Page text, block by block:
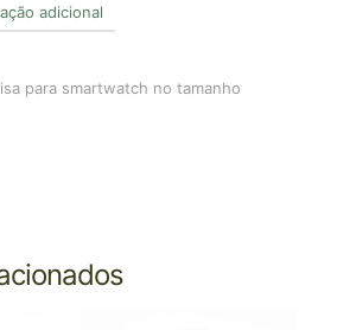
adicional
para smartwatch no tamanho